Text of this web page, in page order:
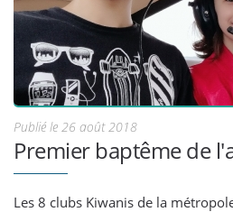
Publié le 26 août 2018
Premier baptême de
Les 8 clubs Kiwanis de la